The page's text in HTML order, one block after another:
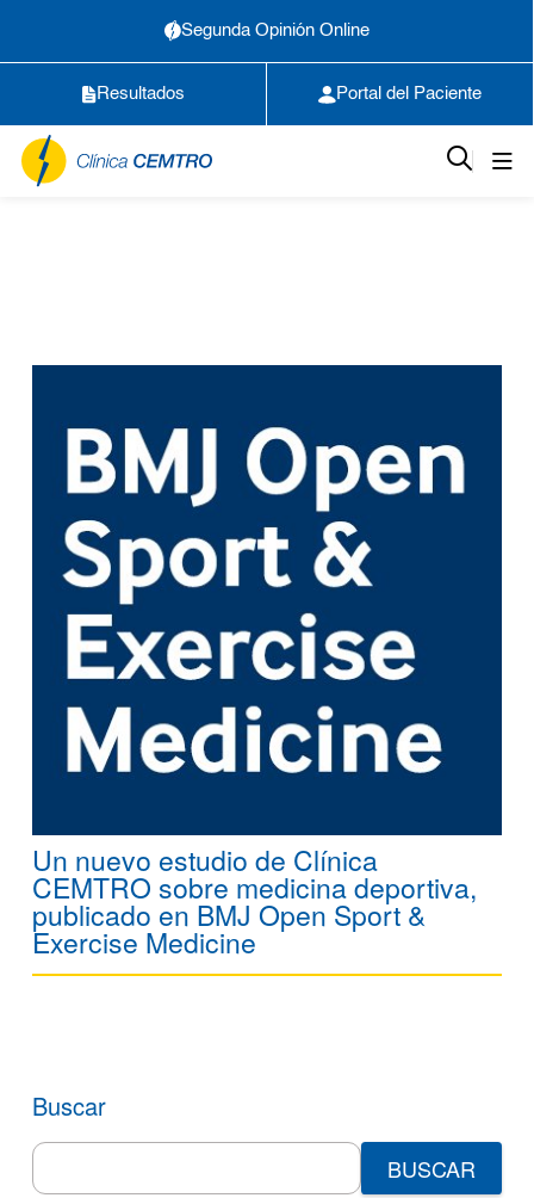
Segunda Opinión Online
Resultados Portal del Paciente
Un nuevo estudio de Clínica
CEMTRO sobre medicina deportiva,
publicado en BMJ Open Sport &
Exercise Medicine
Buscar
Search
for: